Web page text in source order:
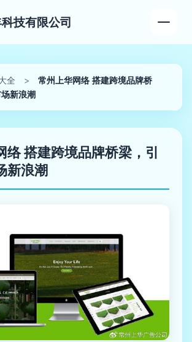
技有限公司
全 >
常州上华网络 搭建跨境品牌桥
新浪潮
络 搭建跨境品牌桥梁，引
新浪潮